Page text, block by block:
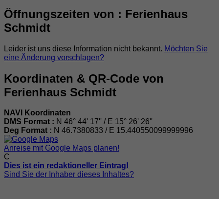
Öffnungszeiten von : Ferienhaus
Schmidt
Leider ist uns diese Information nicht bekannt. Möchten Sie
eine Änderung vorschlagen?
Koordinaten & QR-Code von
Ferienhaus Schmidt
NAVI Koordinaten
DMS Format : N 46° 44' 17'' / E 15° 26' 26''
Deg Format : N 46.7380833 / E 15.440550099999996
Anreise mit Google Maps planen!
C
Dies ist ein redaktioneller Eintrag!
Sind Sie der Inhaber dieses Inhaltes?